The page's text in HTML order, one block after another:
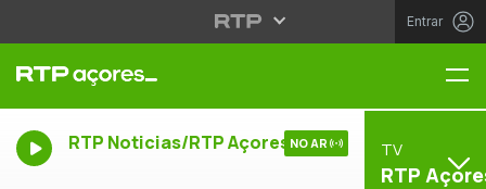
Entrar
RTP Noticias/RTP Açores NO AR TV
RTP